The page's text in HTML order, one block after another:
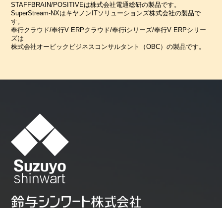
STAFFBRAIN/POSITIVEは株式会社電通総研の製品です。
SuperStream-NXはキヤノンITソリューションズ株式会社の製品で
す。
奉行クラウド/奉行V ERPクラウド/奉行iシリーズ/奉行V ERPシリー
ズは
株式会社オービックビジネスコンサルタント（OBC）の製品です。